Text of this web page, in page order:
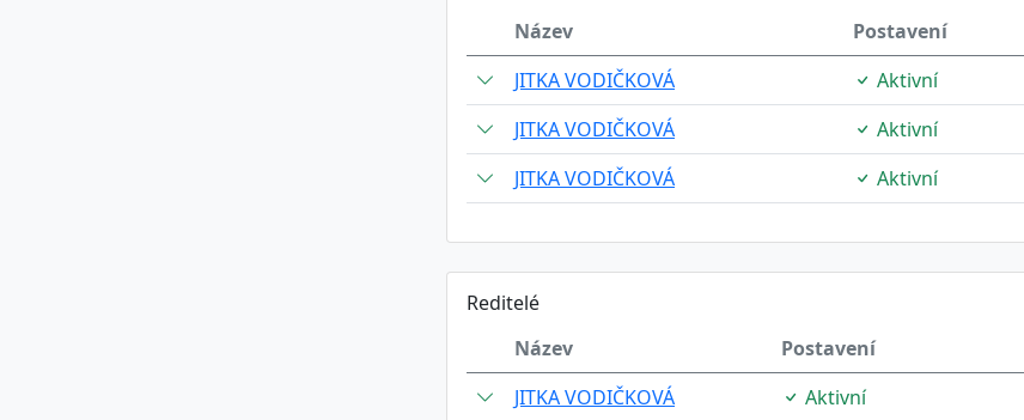
Název
Postavení
JITKA VODIČKOVÁ
Aktivní
JITKA VODIČKOVÁ
Aktivní
JITKA VODIČKOVÁ
Aktivní
Reditelé
Název
Postavení
JITKA VODIČKOVÁ
Aktivní